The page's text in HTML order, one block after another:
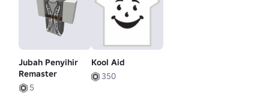
Jubah Penyihir
Remaster
5
Kool Aid
350